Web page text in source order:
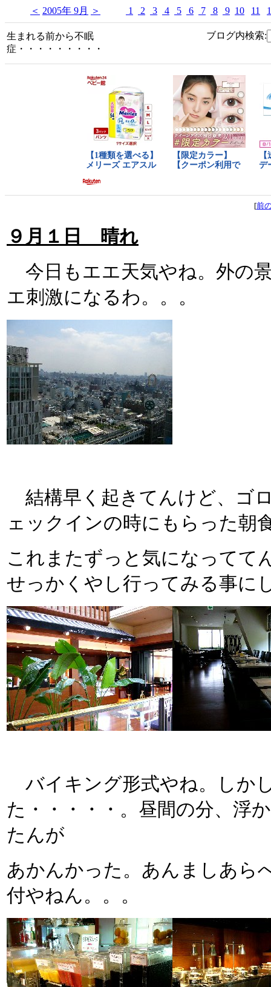
＜ 2005年 9月 ＞ 1 2 3 4 5 6 7 8 9 10 11
生まれる前から不眠
症・・・・・・・・・
ブログ内検索:
[前
９月１日 晴れ
今日もエエ天気やね。外の
エ刺激になるわ。。。
結構早く起きてんけど、ゴ
ェックインの時にもらった朝
これまたずっと気になってて
せっかくやし行ってみる事に
バイキング形式やね。しか
た・・・・・。昼間の分、浮
たんが
あかんかった。あんましあら
付やねん。。。